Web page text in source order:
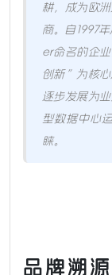
耕，成为欧
商。自1997
er命名的企
创新”为核心
逐步发展为
型数据中心
睐。
品牌溯